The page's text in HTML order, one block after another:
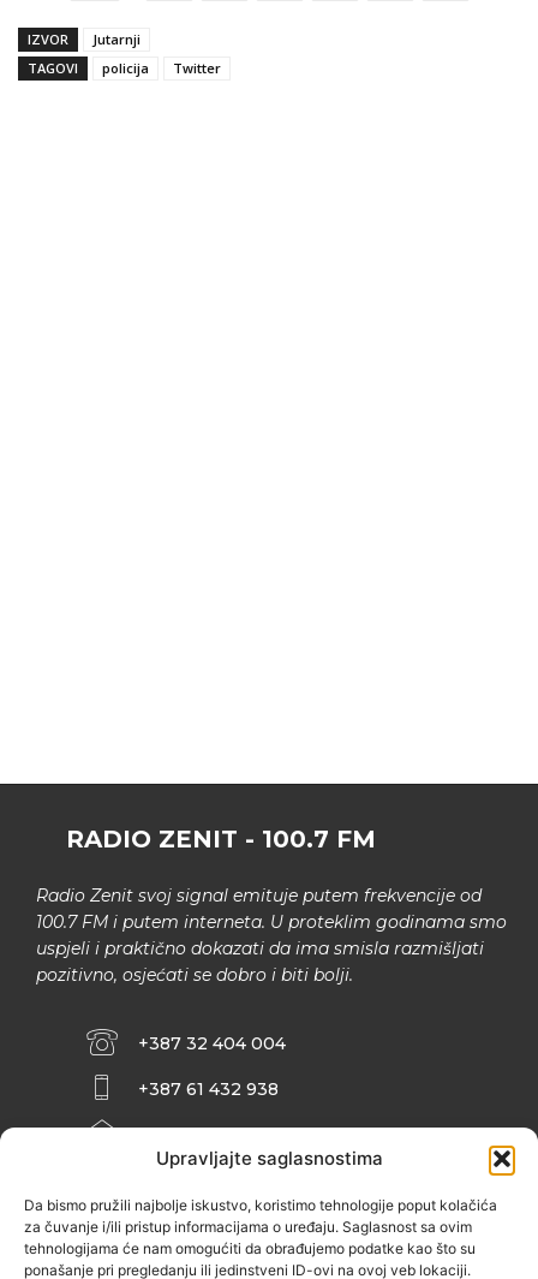
Upravljajte saglasnostima
Da bismo pružili najbolje iskustvo, koristimo tehnologije poput kolačića
za čuvanje i/ili pristup informacijama o uređaju. Saglasnost sa ovim
tehnologijama će nam omogućiti da obrađujemo podatke kao što su
ponašanje pri pregledanju ili jedinstveni ID-ovi na ovoj veb lokaciji.
IZVOR
Jutarnji
TAGOVI
policija Twitter
RADIO ZENIT - 100.7 FM
Radio Zenit svoj signal emituje putem frekvencije od
100.7 FM i putem interneta. U proteklim godinama smo
uspjeli i praktično dokazati da ima smisla razmišljati
pozitivno, osjećati se dobro i biti bolji.
+387 32 404 004
+387 61 432 938
INFO@ZENIT.BA
ZENIČANKA, 3. SPRAT), 72000 ZENICA